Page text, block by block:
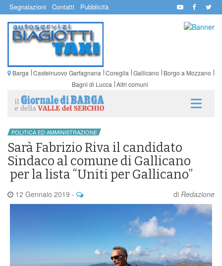
Segnalazioni Contatti Pubblicità
Barga Castelnuovo Garfagnana Coreglia Gallicano
Borgo a Mozzano
Bagni di Lucca Altri comuni
POLITICA ED AMMINISTRAZIONE
Sarà Fabrizio Riva il candidato
Sindaco al comune di Gallicano
per la lista “Uniti per Gallicano”
12 Gennaio 2019 - di Redazione